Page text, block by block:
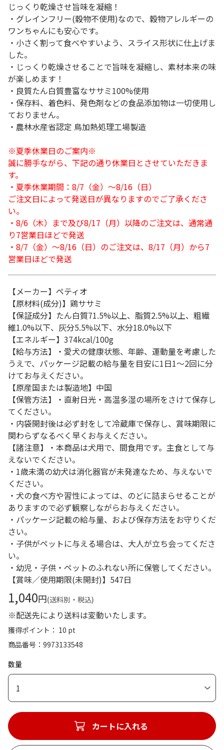
じっくり乾燥させ旨味を凝縮！
・グレインフリー(穀物不使用)なので、穀物アレルギーの
ワンちゃんにも安心です。
・小さく割って食べやすいよう、スライス形状に仕上げま
した。
・じっくり乾燥させることで旨味を凝縮し、素材本来の味
が楽しめます！
・良質たん白質豊富なササミ100%使用
・保存料、着色料、発色剤などの食品添加物は一切使用し
ておりません。
・農林水産省認定 鳥加熱処理工場製造
※夏季休業日のご案内※
誠に勝手ながら、下記の通り休業日とさせていただきま
す。
・夏季休業期間：8/7（金）～8/16（日）
ご注文日によって発送日が異なりますのでご了承くださ
い。
・8/6（木）まで及び8/17（月）以降のご注文は、通常通
り7営業日ほどで発送
・8/7（金）～8/16（日）のご注文は、8/17（月）から7
営業日ほどで発送
【メーカー】ペティオ
【原材料(成分)】鶏ササミ
【保証成分】たん白質71.5%以上、脂質2.5%以上、粗繊
維1.0%以下、灰分5.5%以下、水分18.0%以下
【エネルギー】374kcal/100g
【給与方法】・愛犬の健康状態、年齢、運動量を考慮した
うえで、パッケージ記載の給与量を目安に1日1～2回に分
けてお与えください。
【原産国または製造地】中国
【保管方法】・直射日光・高温多湿の場所をさけて保存し
てください。
・内袋開封後は必ず封をして冷蔵庫で保存し、賞味期限に
関わらずなるべく早くお与えください。
【諸注意】・本商品は犬用で、間食用です。主食として与
えないでください。
・1歳未満の幼犬は消化器官が未発達なため、与えないで
ください。
・犬の食べ方や習性によっては、のどに詰まらせることが
ありますので必ず観察しながらお与えください。
・パッケージ記載の給与量、および保存方法をお守りくだ
さい。
・子供がペットに与える場合は、大人が立ち会ってくださ
い。
・幼児・子供・ペットのふれない所に保管してください。
【賞味／使用期限(未開封)】547日
1,040円(送料別・税込)
※配送先により送料は変動いたします。
獲得ポイント： 10 pt
商品番号
9973133548
数量
1
カートに入れる